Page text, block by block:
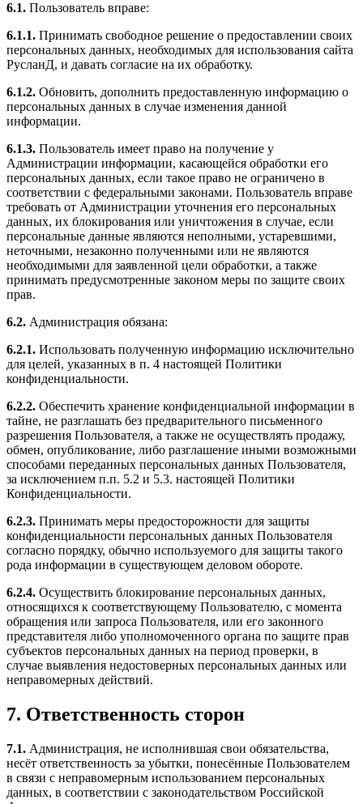
6.1. Пользователь вправе:
6.1.1. Принимать свободное решение о предоставлении своих
персональных данных, необходимых для использования сайта
РусланД, и давать согласие на их обработку.
6.1.2. Обновить, дополнить предоставленную информацию о
персональных данных в случае изменения данной
информации.
6.1.3. Пользователь имеет право на получение у
Администрации информации, касающейся обработки его
персональных данных, если такое право не ограничено в
соответствии с федеральными законами. Пользователь вправе
требовать от Администрации уточнения его персональных
данных, их блокирования или уничтожения в случае, если
персональные данные являются неполными, устаревшими,
неточными, незаконно полученными или не являются
необходимыми для заявленной цели обработки, а также
принимать предусмотренные законом меры по защите своих
прав.
6.2. Администрация обязана:
6.2.1. Использовать полученную информацию исключительно
для целей, указанных в п. 4 настоящей Политики
конфиденциальности.
6.2.2. Обеспечить хранение конфиденциальной информации в
тайне, не разглашать без предварительного письменного
разрешения Пользователя, а также не осуществлять продажу,
обмен, опубликование, либо разглашение иными возможными
способами переданных персональных данных Пользователя,
за исключением п.п. 5.2 и 5.3. настоящей Политики
Конфиденциальности.
6.2.3. Принимать меры предосторожности для защиты
конфиденциальности персональных данных Пользователя
согласно порядку, обычно используемого для защиты такого
рода информации в существующем деловом обороте.
6.2.4. Осуществить блокирование персональных данных,
относящихся к соответствующему Пользователю, с момента
обращения или запроса Пользователя, или его законного
представителя либо уполномоченного органа по защите прав
субъектов персональных данных на период проверки, в
случае выявления недостоверных персональных данных или
неправомерных действий.
7. Ответственность сторон
7.1. Администрация, не исполнившая свои обязательства,
несёт ответственность за убытки, понесённые Пользователем
в связи с неправомерным использованием персональных
данных, в соответствии с законодательством Российской